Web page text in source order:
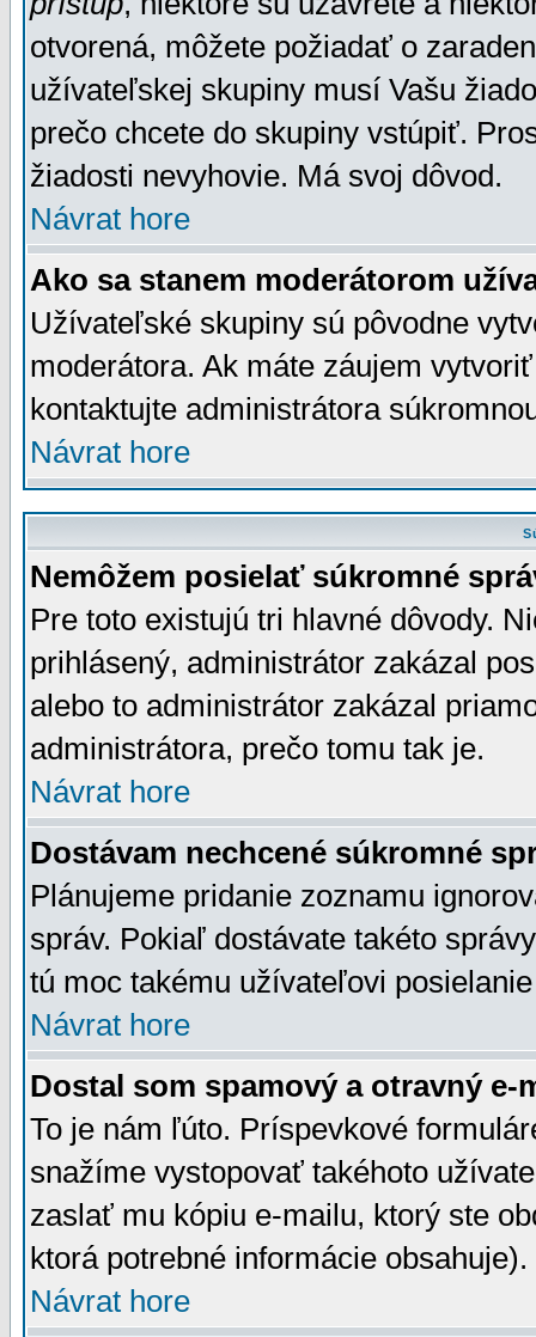
otvorená, môžete požiadať o
užívateľskej skupiny musí Vašu
prečo chcete do skupiny vstúpiť.
žiadosti nevyhovie. Má svoj dôvod.
Návrat hore
Ako sa stanem moderátorom
Užívateľské skupiny sú pôvodne
moderátora. Ak máte záujem
kontaktujte administrátora
Návrat hore
Nemôžem posielať súkromné
Pre toto existujú tri hlavné dôvody.
prihlásený, administrátor zakázal
alebo to administrátor zakázal
administrátora, prečo tomu tak je.
Návrat hore
Dostávam nechcené súkromné
Plánujeme pridanie zoznamu
správ. Pokiaľ dostávate takéto
tú moc takému užívateľovi
Návrat hore
Dostal som spamový a otravný e-
To je nám ľúto. Príspevkové
snažíme vystopovať takéhoto
zaslať mu kópiu e-mailu, ktorý ste
ktorá potrebné informácie
Návrat hore